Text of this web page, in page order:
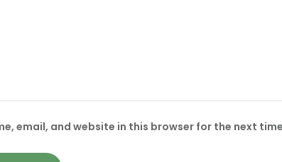
email, and website in this browser for the next